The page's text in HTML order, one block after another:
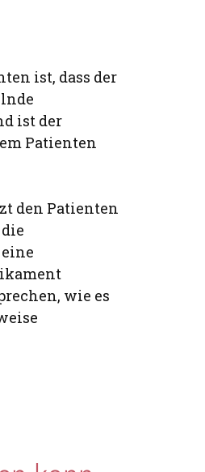
ist, dass der
ist der
Patienten
den Patienten
wie es